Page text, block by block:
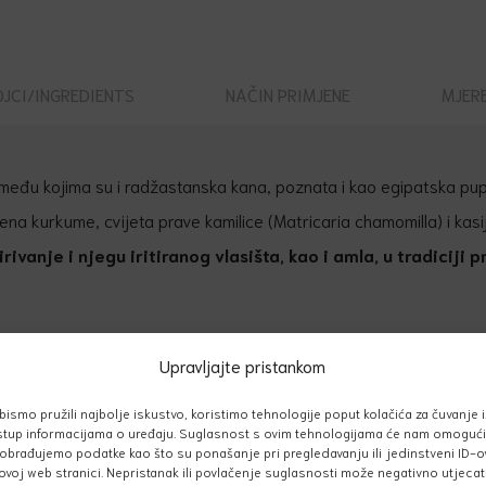
Upravljajte pristankom
pružili najbolje iskustvo, koristimo tehnologije poput kolačića za čuvanje
informacijama o uređaju. Suglasnost s ovim tehnologijama će nam
podatke kao što su ponašanje pri pregledavanju ili jedinstveni ID-
web stranici. Nepristanak ili povlačenje suglasnosti može negativno utjecati
INGREDIENTS NAČIN PRIMJENE
među kojima su i radžastanska kana, poznata i kao egipatska
kurkume, cvijeta prave kamilice (Matricaria chamomilla) i
i njegu iritiranog vlasišta, kao i amla, u tradiciji
a svakim novim bojanjem obavija stabljiku vlasi
nanošenjem, osim što potpuno bezopasno bojite kosu,
U uputama smo detaljno objasnili postupak